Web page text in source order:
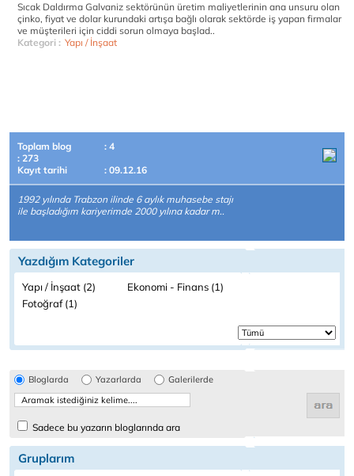
Sıcak Daldırma Galvaniz sektörünün üretim maliyetlerinin ana unsuru olan
çinko, fiyat ve dolar kurundaki artışa bağlı olarak sektörde iş yapan firmalar
ve müşterileri için ciddi sorun olmaya başlad..
Kategori : Yapı / İnşaat
Toplam blog
: 4
: 273
Kayıt tarihi
: 09.12.16
1992 yılında Trabzon ilinde 6 aylık muhasebe stajı
ile başladığım kariyerimde 2000 yılına kadar m..
Yazdığım Kategoriler
Yapı / İnşaat (2)
Ekonomi - Finans (1)
Fotoğraf (1)
Bloglarda Yazarlarda Galerilerde
Sadece bu yazarın bloglarında ara
Gruplarım